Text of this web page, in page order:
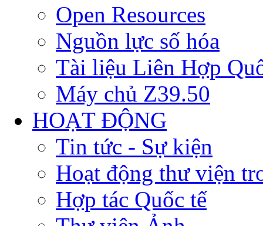
Open Resources
Nguồn lực số hóa
Tài liệu Liên Hợp
Máy chủ Z39.50
HOẠT ĐỘNG
Tin tức - Sự kiện
Hoạt động thư viện
Hợp tác Quốc tế